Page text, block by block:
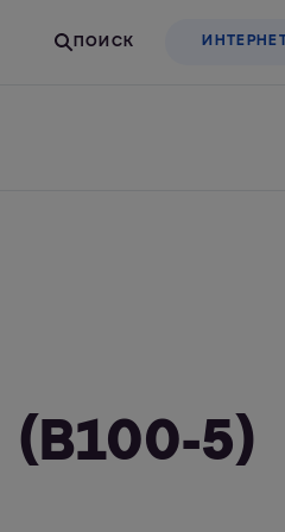
5)